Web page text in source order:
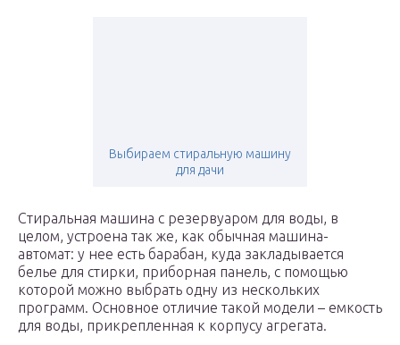
Выбираем стиральную машину
для дачи
Стиральная машина с резервуаром для воды, в
целом, устроена так же, как обычная машина-
автомат: у нее есть барабан, куда закладывается
белье для стирки, приборная панель, с помощью
которой можно выбрать одну из нескольких
программ. Основное отличие такой модели – емкость
для воды, прикрепленная к корпусу агрегата.